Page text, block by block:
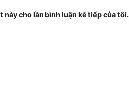
cho lần bình luận kế tiếp của tôi.